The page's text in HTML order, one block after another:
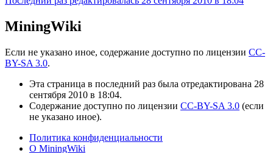
MiningWiki
Если не указано иное, содержание доступно по лицензии CC-
BY-SA 3.0.
Эта страница в последний раз была отредактирована 28
сентября 2010 в 18:04.
Содержание доступно по лицензии CC-BY-SA 3.0 (если
не указано иное).
Политика конфиденциальности
О MiningWiki